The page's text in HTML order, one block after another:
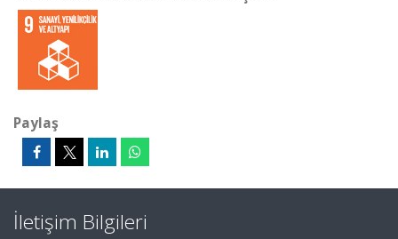
Paylaş
İletişim Bilgileri